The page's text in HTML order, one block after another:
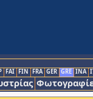
FAI FIN FRA GER GRE INA